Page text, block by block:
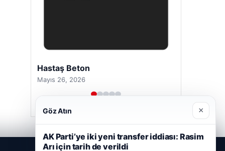
Hastaş Beton
Mayıs 26, 2026
Göz Atın ×
AK Parti’ye iki yeni transfer iddiası: Rasim
Arı için tarih de verildi